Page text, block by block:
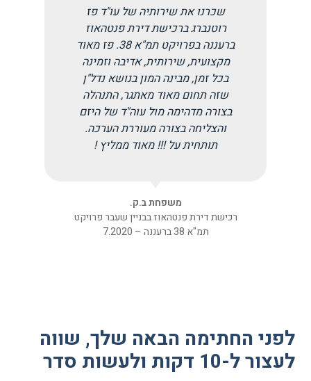
שכרנו את שירותיה של עו"ד פז
רוטנברג ברכישת דירת פנטהאוז
ברעננה בפרויקט תמ"א 38. פז מאוד
מקצועית, שירותית, אדיבה וזמינה
בכל זמן, מבינה המון בנושא נדל"ן
שזה תחום מאוד מאתגר, התנהלה
בצורה מדהימה מול עוה"ד של היזם
והצליחה בצורה מעוררת הערכה.
תותחית על !!! מאוד ממליץ !
משפחת ב.ק.
רכישת דירת פנטהאוז בבניין שעבר פרויקט
תמ"א 38 ברעננה – 7.2020
לפני החתימה הבאה שלך, שווה
לעצור ל-10 דקות ולעשות סדר